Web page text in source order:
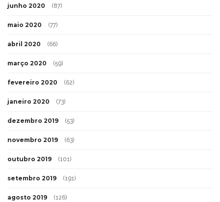
junho 2020 (87)
maio 2020 (77)
abril 2020 (66)
março 2020 (59)
fevereiro 2020 (62)
janeiro 2020 (73)
dezembro 2019 (53)
novembro 2019 (63)
outubro 2019 (101)
setembro 2019 (191)
agosto 2019 (126)